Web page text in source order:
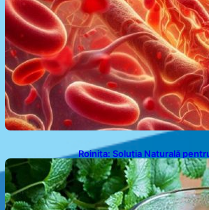
Roinița: Soluția Naturală
Cortizolului și Îmbunătățirea